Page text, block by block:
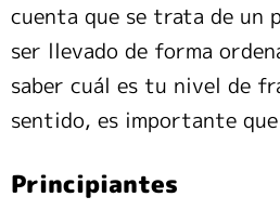
cuenta que se trata de un
ser llevado de forma
saber cuál es tu nivel de
sentido, es importante
Principiantes